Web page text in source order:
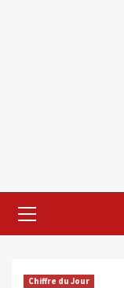
Menu
Chiffre du Jour